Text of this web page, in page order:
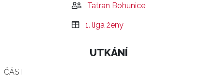
Tatran Bohunice
1. liga ženy
UTKÁNÍ
ČÁST